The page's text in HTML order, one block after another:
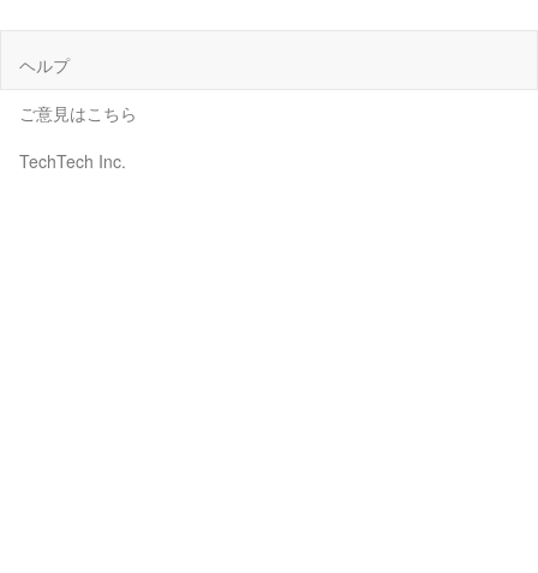
ヘルプ
ご意見はこちら
TechTech Inc.